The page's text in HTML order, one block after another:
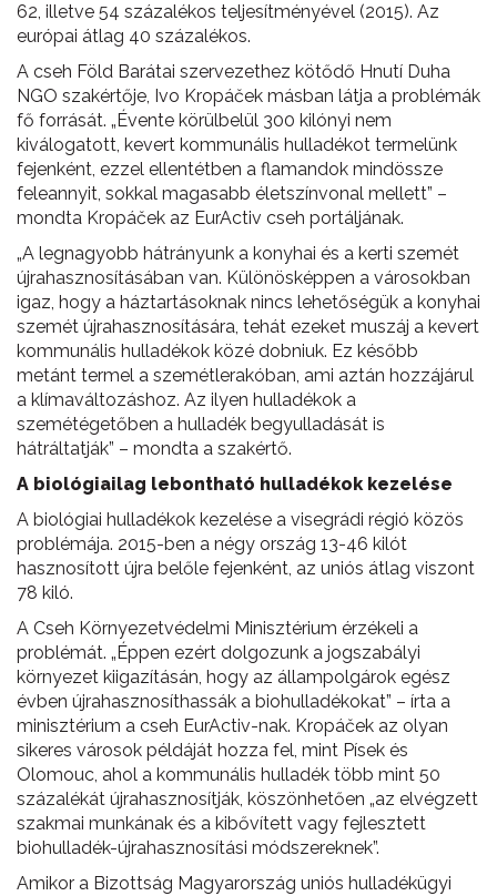
62, illetve 54 százalékos teljesítményével (2015). Az
európai átlag 40 százalékos.
A cseh Föld Barátai szervezethez kötődő Hnutí Duha
NGO szakértője, Ivo Kropáček másban látja a problémák
fő forrását. „Évente körülbelül 300 kilónyi nem
kiválogatott, kevert kommunális hulladékot termelünk
fejenként, ezzel ellentétben a flamandok mindössze
feleannyit, sokkal magasabb életszínvonal mellett” –
mondta Kropáček az EurActiv cseh portáljának.
„A legnagyobb hátrányunk a konyhai és a kerti szemét
újrahasznosításában van. Különösképpen a városokban
igaz, hogy a háztartásoknak nincs lehetőségük a konyhai
szemét újrahasznosítására, tehát ezeket muszáj a kevert
kommunális hulladékok közé dobniuk. Ez később
metánt termel a szemétlerakóban, ami aztán hozzájárul
a klímaváltozáshoz. Az ilyen hulladékok a
szemétégetőben a hulladék begyulladását is
hátráltatják” – mondta a szakértő.
A biológiailag lebontható hulladékok kezelése
A biológiai hulladékok kezelése a visegrádi régió közös
problémája. 2015-ben a négy ország 13-46 kilót
hasznosított újra belőle fejenként, az uniós átlag viszont
78 kiló.
A Cseh Környezetvédelmi Minisztérium érzékeli a
problémát. „Éppen ezért dolgozunk a jogszabályi
környezet kiigazításán, hogy az állampolgárok egész
évben újrahasznosíthassák a biohulladékokat” – írta a
minisztérium a cseh EurActiv-nak. Kropáček az olyan
sikeres városok példáját hozza fel, mint Písek és
Olomouc, ahol a kommunális hulladék több mint 50
százalékát újrahasznosítják, köszönhetően „az elvégzett
szakmai munkának és a kibővített vagy fejlesztett
biohulladék-újrahasznosítási módszereknek”.
Amikor a Bizottság Magyarország uniós hulladékügyi